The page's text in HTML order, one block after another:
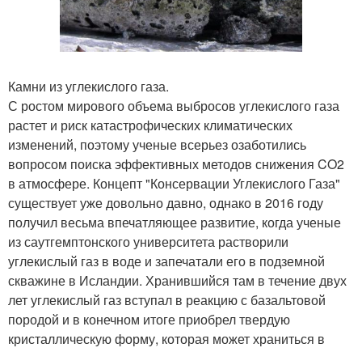
Камни из углекислого газа.
С ростом мирового объема выбросов углекислого газа
растет и риск катастрофических климатических
изменений, поэтому ученые всерьез озаботились
вопросом поиска эффективных методов снижения CO2
в атмосфере. Концепт "Консервации Углекислого Газа"
существует уже довольно давно, однако в 2016 году
получил весьма впечатляющее развитие, когда ученые
из саутгемптонского университета растворили
углекислый газ в воде и запечатали его в подземной
скважине в Исландии. Хранившийся там в течение двух
лет углекислый газ вступал в реакцию с базальтовой
породой и в конечном итоге приобрел твердую
кристаллическую форму, которая может храниться в